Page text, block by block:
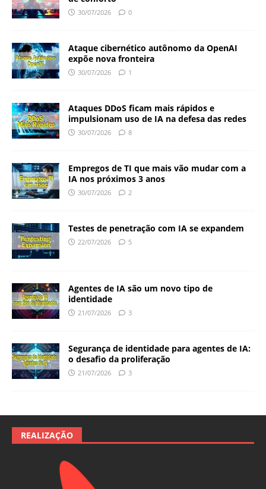
30/07/2026 0
Ataque cibernético autônomo da OpenAI
expõe nova fronteira
30/07/2026 1
Ataques DDoS ficam mais rápidos e
impulsionam uso de IA na defesa das redes
30/07/2026 8
Empregos de TI que mais vão mudar com a
IA nos próximos 3 anos
30/07/2026 2
Testes de penetração com IA se expandem
22/07/2026 5
Agentes de IA são um novo tipo de
identidade
21/07/2026 3
Segurança de identidade para agentes de IA:
o desafio da proliferação
21/07/2026 3
REALIZAÇÃO